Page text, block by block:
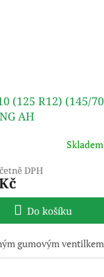
(125 R12) (145/
AH
Skladem
DPH
Do košíku
gumovým ventilkem